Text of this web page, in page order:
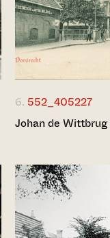
6. 552_405227
Johan de